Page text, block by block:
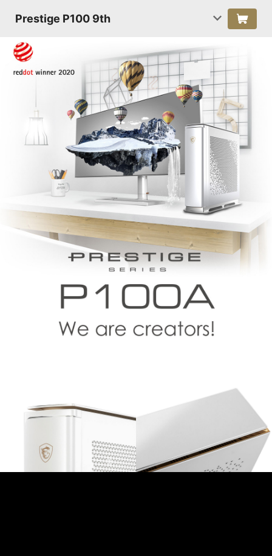
Prestige P100 9th